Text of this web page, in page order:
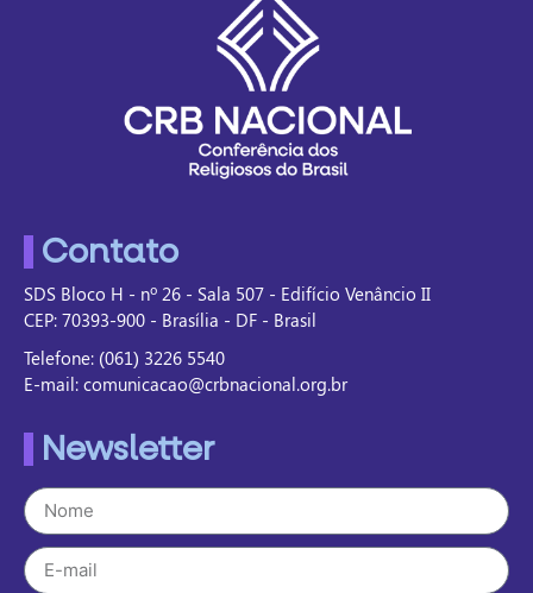
Contato
SDS Bloco H - nº 26 - Sala 507 - Edifício Venâncio II
CEP: 70393-900 - Brasília - DF - Brasil
Telefone: (061) 3226 5540
E-mail: comunicacao@crbnacional.org.br
Newsletter